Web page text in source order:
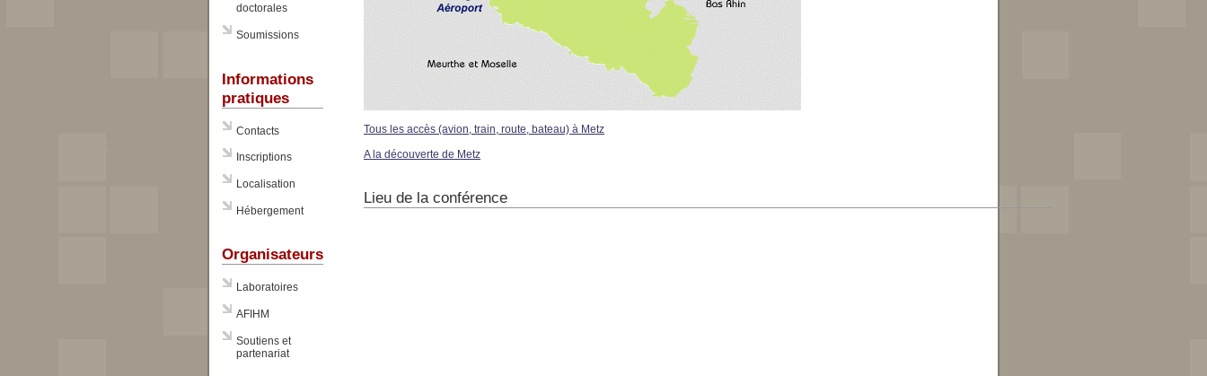
doctorales
Soumissions
Informations
pratiques
Contacts
Inscriptions
Localisation
Hébergement
Organisateurs
Laboratoires
AFIHM
Soutiens et
partenariat
Tous les accès (avion, train, route, bateau) à Metz
A la découverte de Metz
Lieu de la conférence